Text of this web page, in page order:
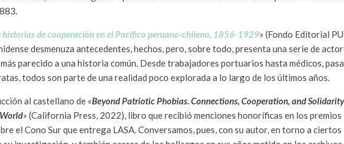
historias de cooperación en el Pacífico peruano-chileno, 1856-1929» (Fondo Editorial
desmenuza antecedentes, hechos, pero, sobre todo, presenta una serie de
parecido a una historia común. Desde trabajadores portuarios hasta médicos,
todos son parte de una realidad poco explorada a lo largo de los últimos años.
al castellano de «Beyond Patriotic Phobias. Connections, Cooperation, and
» (California Press, 2022), libro que recibió menciones honoríficas en los premios
el Cono Sur que entrega LASA. Conversamos, pues, con su autor, en torno a ciertos